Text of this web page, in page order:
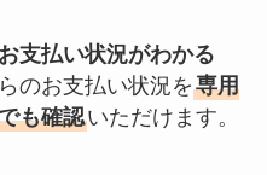
支払い状況がわかる
のお支払い状況を専用
も確認いただけます。